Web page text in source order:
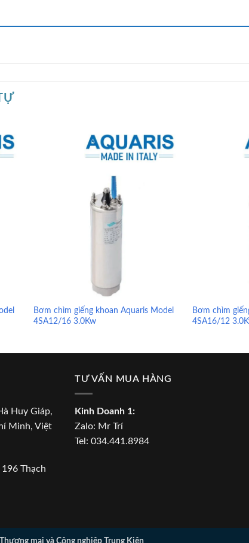
Bơm chìm giếng khoan Aquaris Model
4SA12/16 3.0Kw
Bơm chìm
4SA16/12
Huy Giáp,
Minh, Việt
Thạch
TƯ VẤN MUA HÀNG
Kinh Doanh 1:
Zalo: Mr Trí
Tel: 034.441.8984
mại và Công nghiệp Trung Kiên